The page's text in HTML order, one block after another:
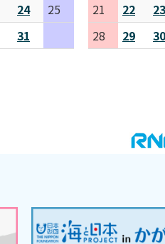
24
25
31
21
22
23
28
29 30